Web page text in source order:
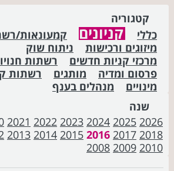
קטגוריה
כללי
קניונים
קמעונאות/
מיזוגים ורכישות
ניתוח שוק
מרכזי קניות חדשים
רשתות
פרסום ומדיה
מותגים
רשתות
מינויים
מנהלים בענף
שנה
2026
2025
2024
2023
2022
2021
2018
2017
2016
2015
2014
2013
2010
2009
2008